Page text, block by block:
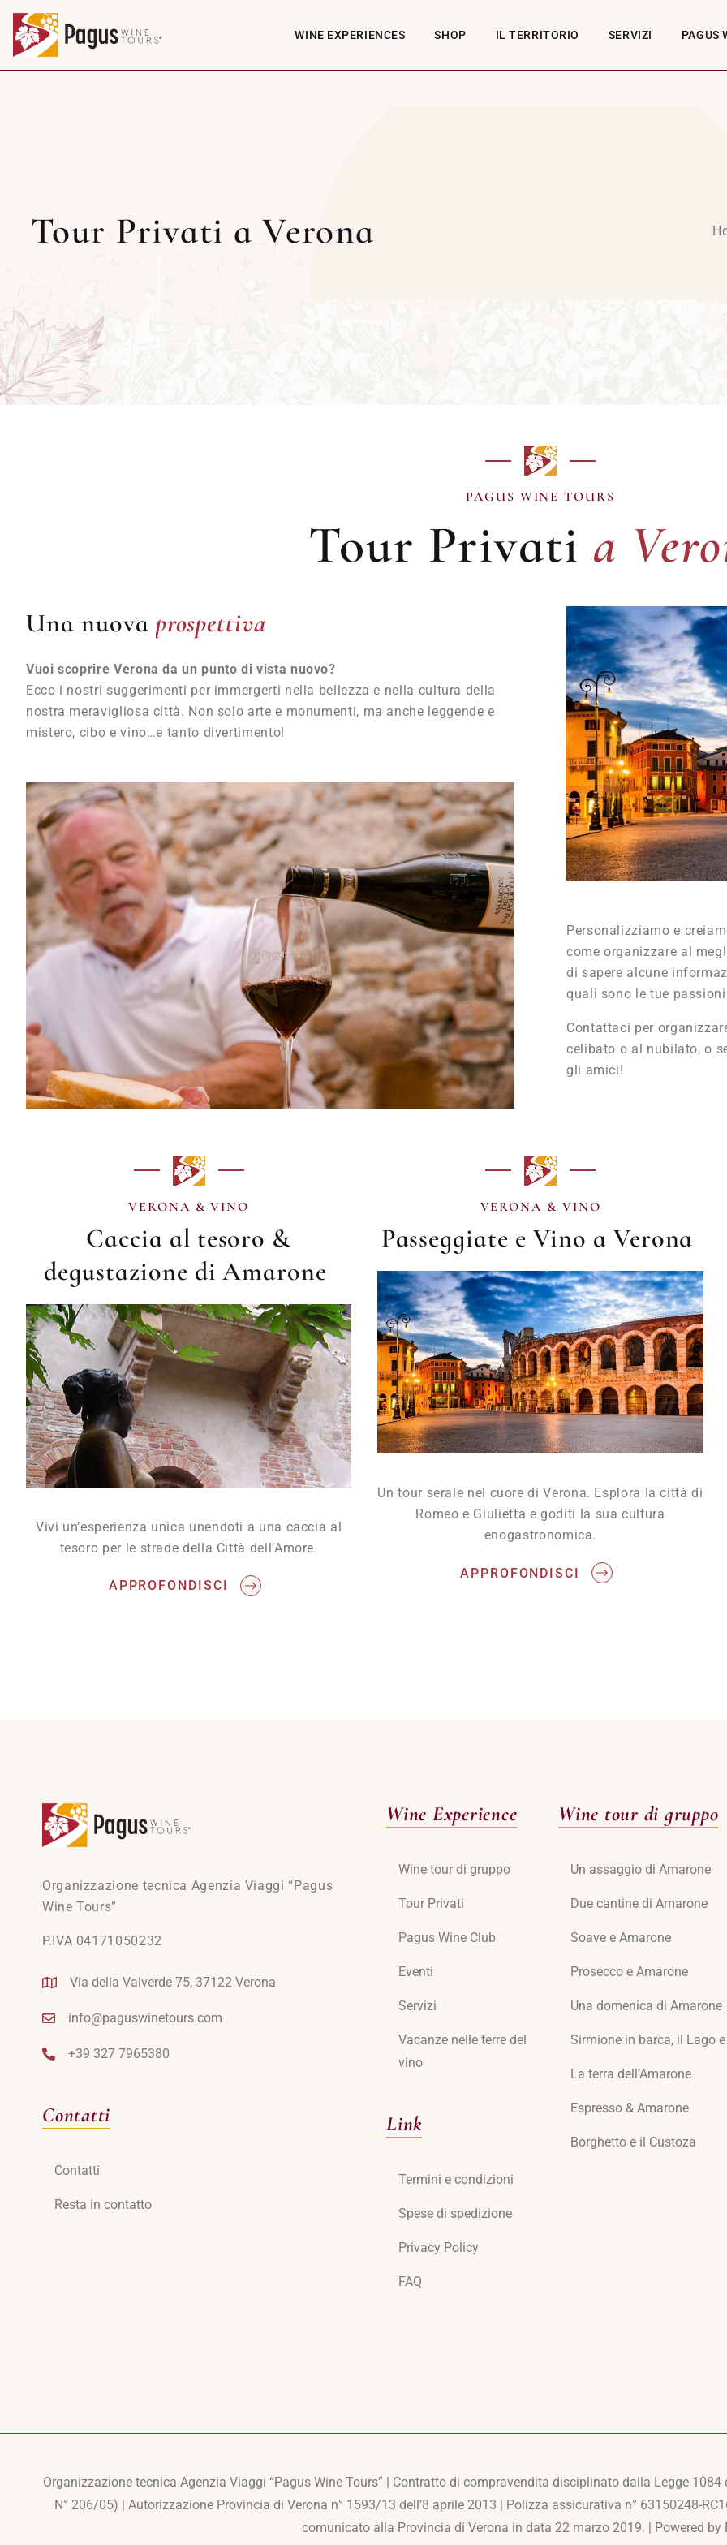
WINE EXPERIENCES SHOP IL TERRITORIO SERVIZI PAGUS
Tour Privati a Verona
PAGUS WINE TOURS
Tour Privati
a
a
Una nuova prospettiva
Vuoi scoprire Verona da un punto di vista nuovo?
Ecco i nostri suggerimenti per immergerti nella bellezza e nella cultura della
nostra meravigliosa città. Non solo arte e monumenti, ma anche leggende e
mistero, cibo e vino…e tanto divertimento!
Personalizziamo e
come organizzare al
di sapere alcune
quali sono le tue
Contattaci per
celibato o al nubilato, o
gli amici!
VERONA & VINO
Caccia al tesoro &
degustazione di Amarone
Vivi un’esperienza unica unendoti a una caccia al
tesoro per le strade della Città dell’Amore.
APPROFONDISCI
VERONA & VINO
Passeggiate e Vino a Verona
Un tour serale nel cuore di Verona. Esplora la città di
Romeo e Giulietta e goditi la sua cultura
enogastronomica.
APPROFONDISCI
Organizzazione tecnica Agenzia Viaggi “Pagus
Wine Tours”
P.IVA 04171050232
Via della Valverde 75, 37122 Verona
info@paguswinetours.com
+39 327 7965380
Contatti
Contatti
Resta in contatto
Wine Experience
Wine tour di gruppo
Tour Privati
Pagus Wine Club
Eventi
Servizi
Vacanze nelle terre del
vino
Link
Termini e condizioni
Spese di spedizione
Privacy Policy
FAQ
Wine tour di gruppo
Un assaggio di Amarone
Due cantine di Amarone
Soave e Amarone
Prosecco e Amarone
Una domenica di Amarone
Sirmione in barca, il Lago e
La terra dell’Amarone
Espresso & Amarone
Borghetto e il Custoza
Organizzazione tecnica Agenzia Viaggi “Pagus Wine Tours” | Contratto di compravendita disciplinato dalla Legge
N° 206/05) | Autorizzazione Provincia di Verona n° 1593/13 dell’8 aprile 2013 | Polizza assicurativa n° 63150248-
comunicato alla Provincia di Verona in data 22 marzo 2019. | Powered by